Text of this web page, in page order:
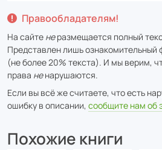
Правообладателям!
На сайте неразмещается полный
Представлен лишь ознакомительный
(не более 20% текста). И мы верим,
права ненарушаются.
Если вы всё же считаете, что есть
ошибку в описании, сообщите нам об
Похожие книги